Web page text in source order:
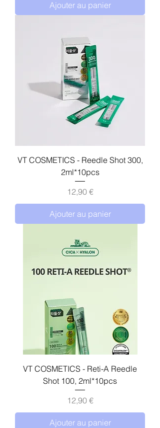
Ajouter au panier
VT COSMETICS - Reedle Shot 300,
2ml*10pcs
Prix
12,90 €
Ajouter au panier
VT COSMETICS - Reti-A Reedle
Shot 100, 2ml*10pcs
Prix
12,90 €
Ajouter au panier